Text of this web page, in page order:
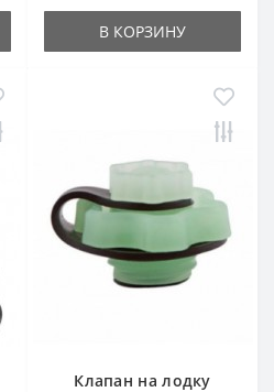
В КОРЗИНУ
Клапан на лодку